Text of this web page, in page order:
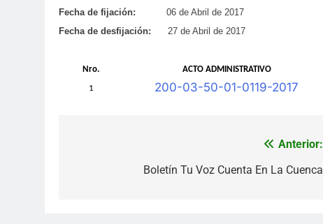
Fecha de fijación: 06 de Abril de 2017
Fecha de desfijación: 27 de Abril de 2017
Nro. ACTO ADMINISTRATIVO
1 200-03-50-01-0119-2017
Anterior:
Boletín Tu Voz Cuenta En La Cuenca